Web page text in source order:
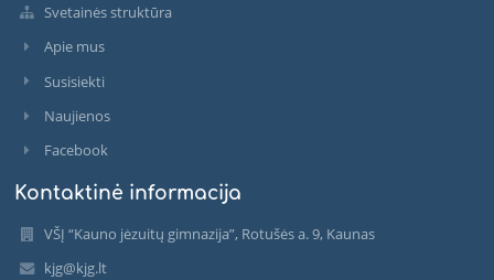
Svetainės struktūra
Apie mus
Susisiekti
Naujienos
Facebook
Kontaktinė informacija
VŠĮ “Kauno jėzuitų gimnazija”, Rotušės a. 9, Kaunas
kjg@kjg.lt